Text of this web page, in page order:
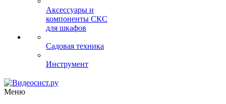
Аксессуары и
компоненты СКС
для шкафов
Садовая техника
Инструмент
Меню